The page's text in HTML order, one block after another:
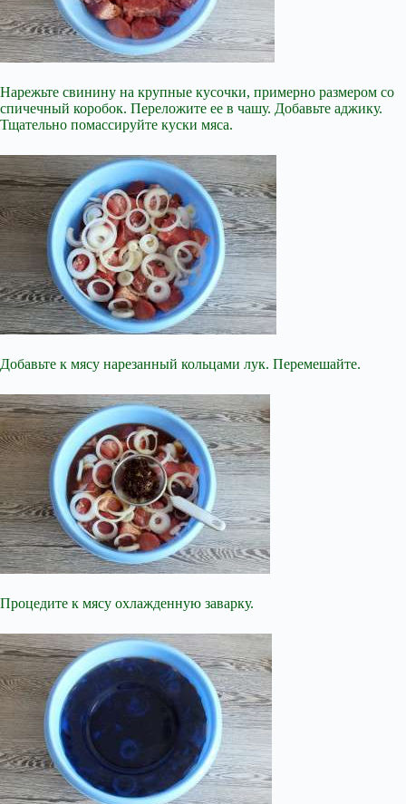
Нарежьте свинину на крупные кусочки, примерно размером со
спичечный коробок. Переложите ее в чашу. Добавьте аджику.
Тщательно помассируйте куски мяса.
Добавьте к мясу нарезанный кольцами лук. Перемешайте.
Процедите к мясу охлажденную заварку.